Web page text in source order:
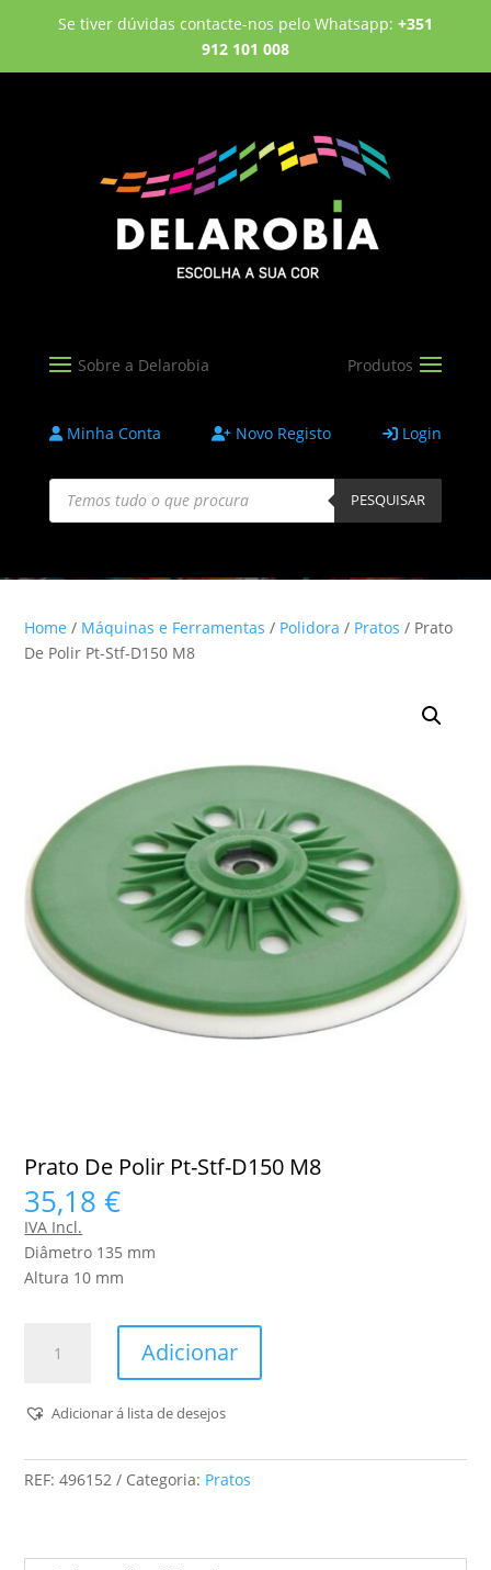
Se tiver dúvidas contacte-nos pelo Whatsapp: +351
912 101 008
Minha Conta Novo Registo Login
Products
search PESQUISAR
Home / Máquinas e Ferramentas / Polidora / Pratos / Prato
De Polir Pt-Stf-D150 M8
Prato De Polir Pt-Stf-D150 M8
35,18€
IVA Incl.
Diâmetro 135 mm
Altura 10 mm
De
Pt-
Stf-
Adicionar
Adicionar á lista de desejos
REF:496152 Categoria: Pratos